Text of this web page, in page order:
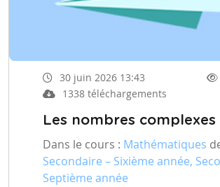
30 juin 2026 13:43
1338 téléchargements
Les nombres complexes
Dans le cours : Mathématiques
Secondaire – Sixième année,
Septième année